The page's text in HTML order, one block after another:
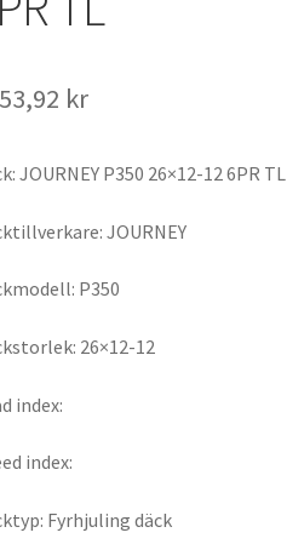
kr
JOURNEY P350 26×12-12 6PR TL
JOURNEY
P350
26×12-12
index:
index:
Fyrhjuling däck